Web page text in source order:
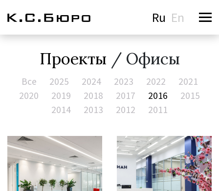
Ru En
Проекты / Офисы
Все 2025 2024 2023 2022
2021
2020
2019 2018 2017 2016
2015
2014
2013 2012 2011